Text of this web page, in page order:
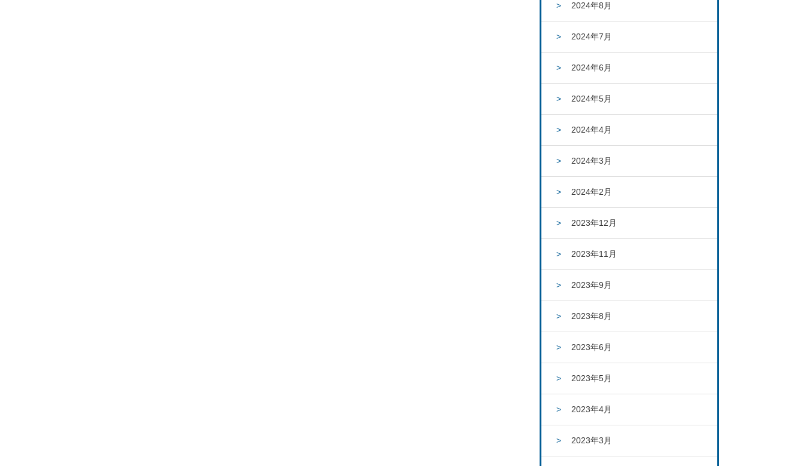
2024年8月
2024年7月
2024年6月
2024年5月
2024年4月
2024年3月
2024年2月
2023年12月
2023年11月
2023年9月
2023年8月
2023年6月
2023年5月
2023年4月
2023年3月